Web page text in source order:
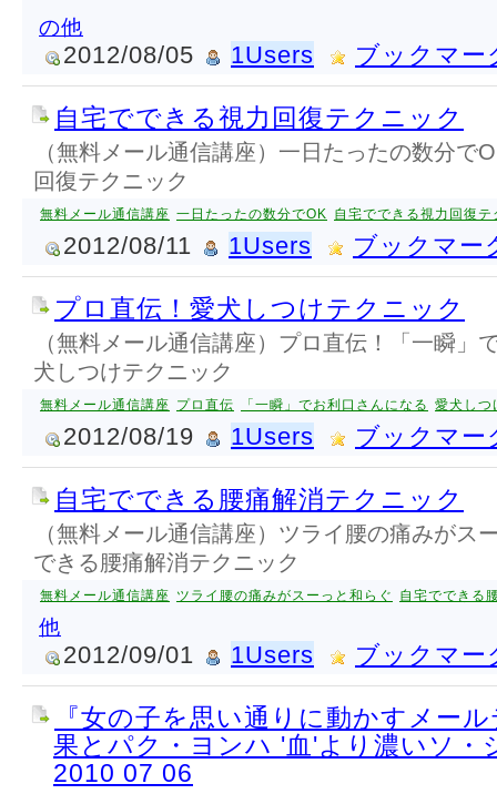
の他
2012/08/05 1Users ブックマー
自宅でできる視力回復テクニック
（無料メール通信講座）一日たったの数分で
回復テクニック
無料メール通信講座 一日たったの数分でOK 自宅でできる視力回復テ
2012/08/11 1Users ブックマー
プロ直伝！愛犬しつけテクニック
（無料メール通信講座）プロ直伝！「一瞬」
犬しつけテクニック
無料メール通信講座 プロ直伝 「一瞬」でお利口さんになる 愛犬しつ
2012/08/19 1Users ブックマー
自宅でできる腰痛解消テクニック
（無料メール通信講座）ツライ腰の痛みがス
できる腰痛解消テクニック
無料メール通信講座 ツライ腰の痛みがスーっと和らぐ 自宅でできる
他
2012/09/01 1Users ブックマー
『女の子を思い通りに動かすメー
果とパク・ヨンハ '血'より濃いソ・
2010 07 06